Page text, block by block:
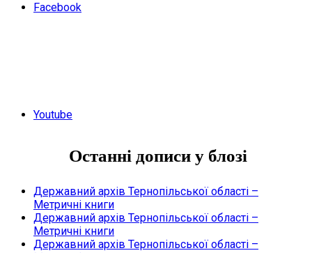
Facebook
Youtube
Останні дописи у блозі
Державний архів Тернопільської області –
Метричні книги
Державний архів Тернопільської області –
Метричні книги
Державний архів Тернопільської області –